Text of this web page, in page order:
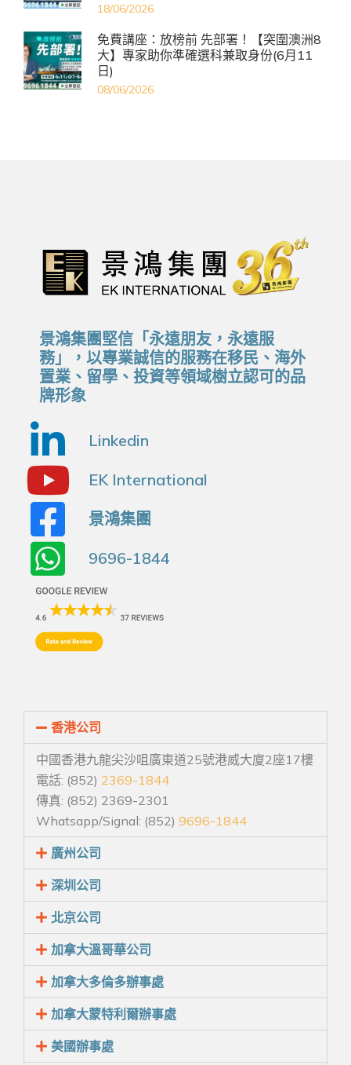
18/06/2026
免費講座：放榜前 先部署！【突圍澳洲8
大】專家助你準確選科兼取身份(6月11
日)
08/06/2026
景鴻集團堅信「永遠朋友，永遠服
務」，以專業誠信的服務在移民、海外
置業、留學、投資等領域樹立認可的品
牌形象
Linkedin
EK International
景鴻集團
9696-1844
香港公司
中國香港九龍尖沙咀廣東道25號港威大廈2座17樓
電話: (852) 2369-1844
傳真: (852) 2369-2301
Whatsapp/Signal: (852) 9696-1844
廣州公司
深圳公司
北京公司
加拿大溫哥華公司
加拿大多倫多辦事處
加拿大蒙特利爾辦事處
美國辦事處